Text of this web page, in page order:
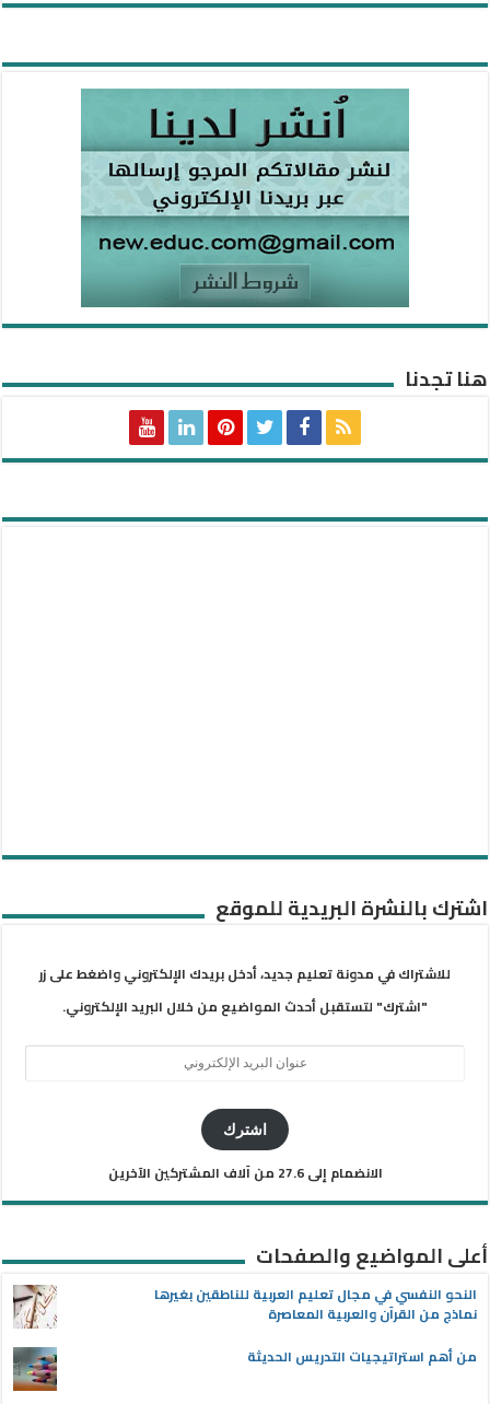
هنا تجدنا
اشترك بالنشرة البريدية للموقع
للاشتراك في مدونة تعليم جديد، أدخل بريدك الإلكتروني واضغط على زر
"اشترك" لتستقبل أحدث المواضيع من خلال البريد الإلكتروني.
اشترك
الانضمام إلى 27.6 من آلاف المشتركين الآخرين
أعلى المواضيع والصفحات
النحو النفسي في مجال تعليم العربية للناطقين بغيرها
نماذج من القرآن والعربية المعاصرة
من أهم استراتيجيات التدريس الحديثة